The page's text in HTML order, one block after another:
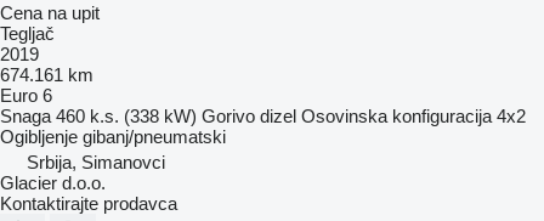
Cena na upit
Tegljač
2019
674.161 km
Euro 6
Snaga 460 k.s. (338 kW) Gorivo dizel Osovinska konfiguracija 4x2
Ogibljenje gibanj/pneumatski
Srbija, Simanovci
Glacier d.o.o.
Kontaktirajte prodavca